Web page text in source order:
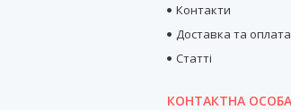
Контакти
Доставка та оплата
Статті